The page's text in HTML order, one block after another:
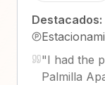
Destacados:
"I had the
Palmilla